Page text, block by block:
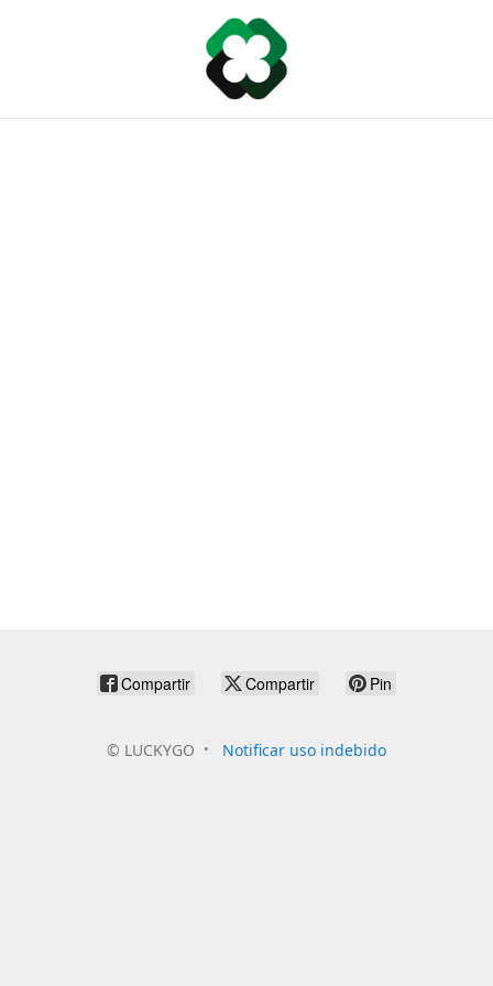
Compartir Compartir Pin
© LUCKYGO Notificar uso indebido